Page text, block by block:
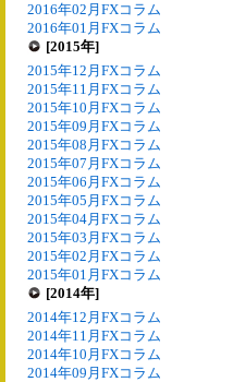
2016年02月FXコラム
2016年01月FXコラム
[2015年]
2015年12月FXコラム
2015年11月FXコラム
2015年10月FXコラム
2015年09月FXコラム
2015年08月FXコラム
2015年07月FXコラム
2015年06月FXコラム
2015年05月FXコラム
2015年04月FXコラム
2015年03月FXコラム
2015年02月FXコラム
2015年01月FXコラム
[2014年]
2014年12月FXコラム
2014年11月FXコラム
2014年10月FXコラム
2014年09月FXコラム